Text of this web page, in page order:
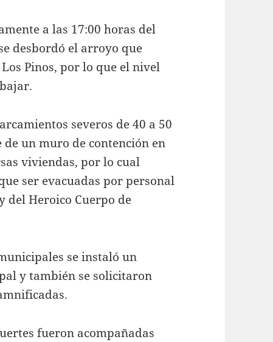
a las 17:00 horas del
desbordó el arroyo que
Pinos, por lo que el nivel
severos de 40 a 50
un muro de contención en
viviendas, por lo cual
ser evacuadas por personal
del Heroico Cuerpo de
se instaló un
y también se solicitaron
fueron acompañadas